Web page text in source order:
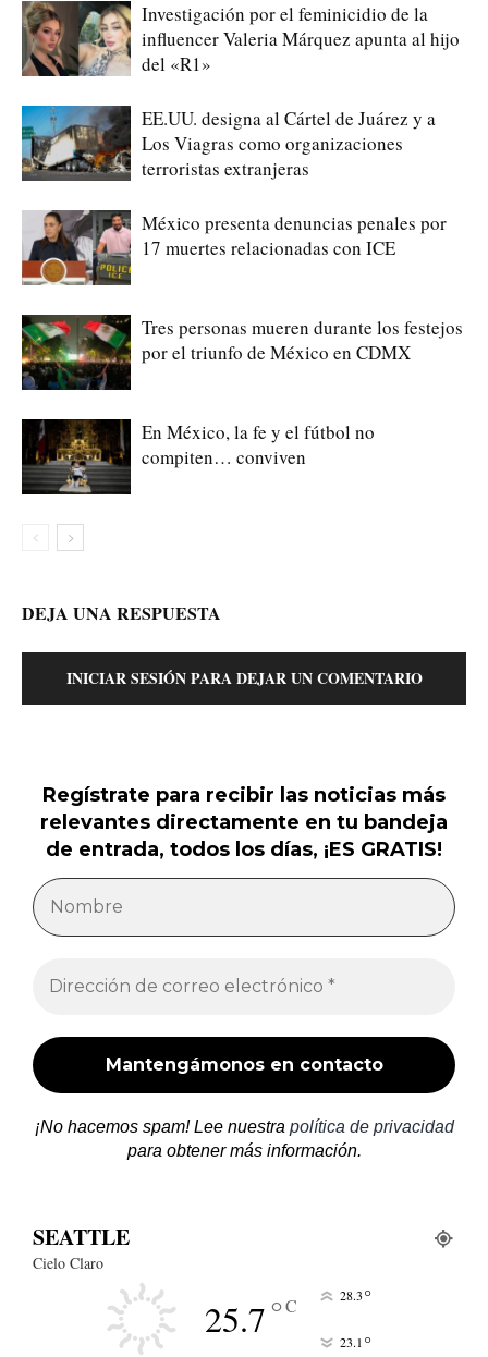
Investigación por el feminicidio de la
influencer Valeria Márquez apunta al hijo
del «R1»
EE.UU. designa al Cártel de Juárez y a
Los Viagras como organizaciones
terroristas extranjeras
México presenta denuncias penales por
17 muertes relacionadas con ICE
Tres personas mueren durante los festejos
por el triunfo de México en CDMX
En México, la fe y el fútbol no
compiten… conviven
DEJA UNA RESPUESTA
INICIAR SESIÓN PARA DEJAR UN COMENTARIO
Regístrate para recibir las noticias más
relevantes directamente en tu bandeja
de entrada, todos los días, ¡ES GRATIS!
¡No hacemos spam! Lee nuestra política de privacidad
para obtener más información.
SEATTLE
Cielo Claro
25.7°C 28.3°
23.1 °